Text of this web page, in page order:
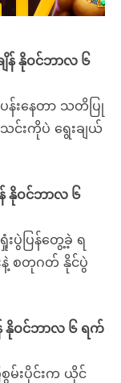
န် နိုဝင်ဘာလ ၆
န်းနေတာ သတိပြု
င်းကိုပဲ ရွေးချယ်
န် နိုဝင်ဘာလ ၆
ပွဲပြန်တွေ့ခဲ့ ရ
နဲ့ စတုဂတ် နိုင်ပွဲ
နိုဝင်ဘာလ ၆ ရက်
မ်းပိုင်းက ယိုင်